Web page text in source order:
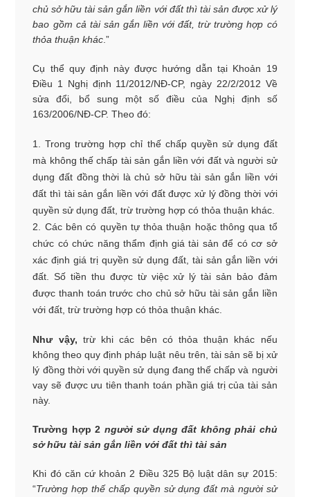
chủ sở hữu tài sản gắn liền với đất thì tài sản được xử lý
bao gồm cả tài sản gắn liền với đất, trừ trường hợp có
thỏa thuận khác .”
Cụ thể quy định này được hướng dẫn tại Khoản 19
Điều 1 Nghị định 11/2012/NĐ-CP, ngày 22/2/2012 Về
sửa đổi, bổ sung một số điều của Nghị định số
163/2006/NĐ-CP. Theo đó:
Trong trường hợp chỉ thế chấp quyền sử dụng đất
mà không thế chấp tài sản gắn liền với đất và người sử
dụng đất đồng thời là chủ sở hữu tài sản gắn liền với
đất thì tài sản gắn liền với đất được xử lý đồng thời với
quyền sử dụng đất, trừ trường hợp có thỏa thuận khác.
Các bên có quyền tự thỏa thuận hoặc thông qua tổ
chức có chức năng thẩm định giá tài sản để có cơ sở
xác định giá trị quyền sử dụng đất, tài sản gắn liền với
đất. Số tiền thu được từ việc xử lý tài sản bảo đảm
được thanh toán trước cho chủ sở hữu tài sản gắn liền
với đất, trừ trường hợp có thỏa thuận khác.
Như vậy, trừ khi các bên có thỏa thuận khác nếu
không theo quy định pháp luật nêu trên, tài sản sẽ bị xử
lý đồng thời với quyền sử dụng đang thế chấp và người
vay sẽ được ưu tiên thanh toán phần giá trị của tài sản
này.
Trường hợp 2 người sử dụng đất không phải chủ
sở hữu tài sản gắn liền với đất thì tài sản
Khi đó căn cứ khoản 2 Điều 325 Bộ luật dân sự 2015:
“Trường hợp thế chấp quyền sử dụng đất mà người sử